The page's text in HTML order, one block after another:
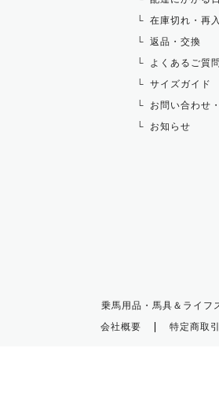
在庫切れ・再
返品・交換
よくあるご質問
サイズガイド
お問い合わせ
お知らせ
乗馬用品・馬具＆ライ
会社概要
特定商取